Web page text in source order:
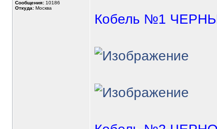
Сообщения: 10186
Откуда: Москва
Кобель №1